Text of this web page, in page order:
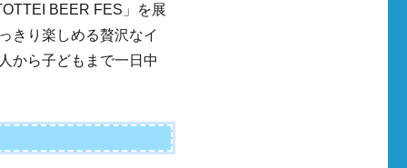
BEER FES」を展
きり楽しめる贅沢なイ
から子どもまで一日中